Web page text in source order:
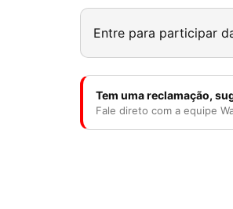
Entre para participar
Tem uma reclamação,
Fale direto com a equipe